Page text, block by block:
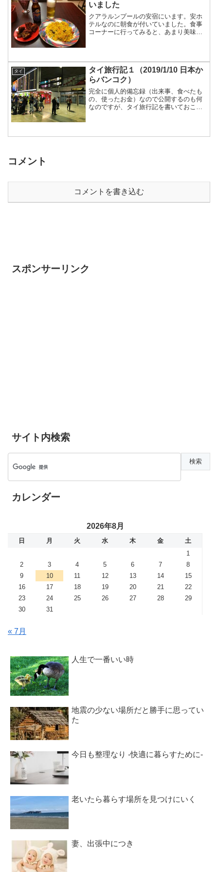
いました
クアラルンプールの安宿にいます。安ホ
テルなのに朝食が付いていました。食事
コーナーに行ってみると、あまり美味し
の完全セルフタイプの簡易...
タイ
タイ旅行記１（2019/1/10 日本か
らバンコク）
完全に個人的備忘録（出来事、食べたも
の、使ったお金）なので公開するのも何
なのですが、タイ旅行記を書いておこう
んな感じで書くのも...
コメント
コメントを書き込む
スポンサーリンク
サイト内検索
カレンダー
2026年8月
日 月 火 水 木 金
土
1
2
3 4 5 6 7
8
9
10 11 12 13 14
15
16
17 18 19 20 21
22
23
24 25 26 27 28
29
30
31
« 7月
人生で一番いい時
地震の少ない場所だと勝手に思ってい
た
今日も整理なり -快適に暮らすために-
老いたら暮らす場所を見つけにいく
妻、出張中につき